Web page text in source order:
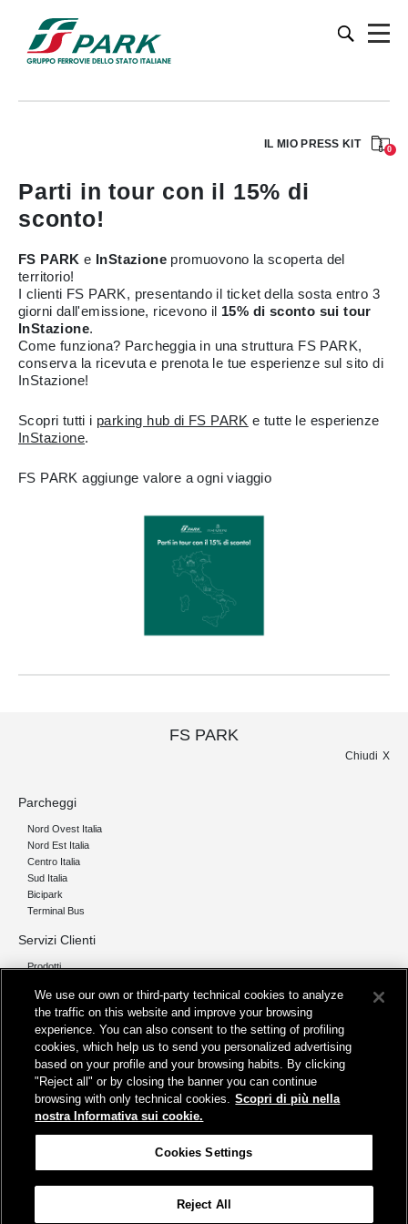
IL MIO PRESS KIT 0
Parti in tour con il 15% di
sconto!
FS PARK e InStazione promuovono la scoperta del
territorio!
I clienti FS PARK, presentando il ticket della sosta entro 3
giorni dall'emissione, ricevono il 15% di sconto sui tour
InStazione.
Come funziona? Parcheggia in una struttura FS PARK,
conserva la ricevuta e prenota le tue esperienze sul sito di
InStazione!
Scopri tutti i parking hub di FS PARK e tutte le esperienze
InStazione.
FS PARK aggiunge valore a ogni viaggio
FS PARK
Chiudi
Parcheggi
Nord Ovest Italia
Nord Est Italia
Centro Italia
Sud Italia
Bicipark
Terminal Bus
Servizi Clienti
Prodotti
Chi siamo
I nostri pilastri
Servizi
Info
Protezione Dati Personali
We use our own or third-party technical cookies to analyze
the traffic on this website and improve your browsing
experience. You can also consent to the setting of profiling
cookies, which help us to send you personalized advertising
based on your profile and your browsing habits. By clicking
"Reject all" or by closing the banner you can continue
browsing with only technical cookies. Scopri di più nella
nostra Informativa sui cookie.
Cookies Settings
Reject All